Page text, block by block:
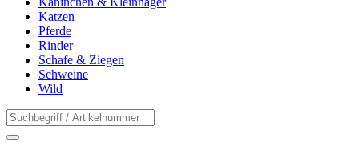
Katzen
Pferde
Rinder
Schafe & Ziegen
Schweine
Wild